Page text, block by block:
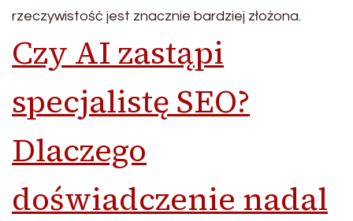
rzeczywistość jest znacznie bardziej złożona.
Czy AI zastąpi
specjalistę SEO?
Dlaczego
doświadczenie nadal